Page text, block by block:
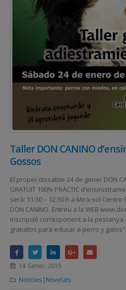
Taller DON CANINO
Gossos
El proper dissabte 24 de gener DON
GRATUIT 100% PRÀCTIC
serà: 11:30 – 12:30 h a Mira-sol
DON CANINO. Entreu a la WEB
inscripció corresponent a la pestanya
gratuitos para educar a perro y
14 Gener, 2015
Notícies|Novetats